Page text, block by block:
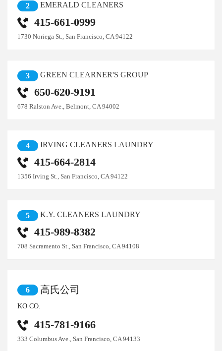
2 EMERALD CLEANERS
415-661-0999
1730 Noriega St., San Francisco, CA 94122
3 GREEN CLEARNER'S GROUP
650-620-9191
678 Ralston Ave., Belmont, CA 94002
4 IRVING CLEANERS LAUNDRY
415-664-2814
1356 Irving St., San Francisco, CA 94122
5 K.Y. CLEANERS LAUNDRY
415-989-8382
708 Sacramento St., San Francisco, CA 94108
6 高氏公司
KO CO.
415-781-9166
333 Columbus Ave., San Francisco, CA 94133